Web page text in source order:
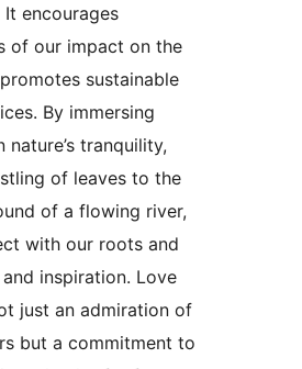
It encourages
of our impact on the
sustainable
By immersing
nature’s tranquility,
of leaves to the
of a flowing river,
with our roots and
inspiration. Love
just an admiration of
but a commitment to